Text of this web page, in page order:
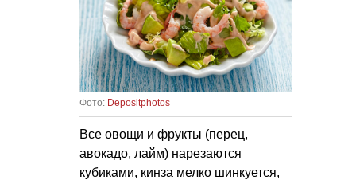
Фото: Depositphotos
Все овощи и фрукты (перец,
авокадо, лайм) нарезаются
кубиками, кинза мелко шинкуется,